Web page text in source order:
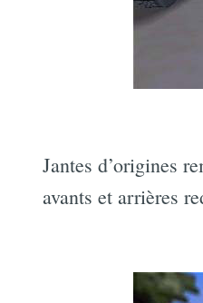
Jantes d’origines
avants et arrières